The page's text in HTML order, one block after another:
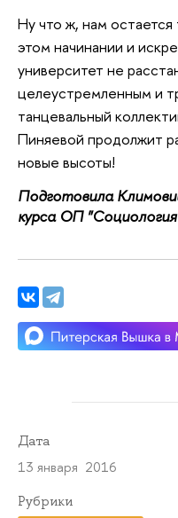
Ну что ж, нам остается
этом начинании и
университет не
целеустремленным и
танцевальный
Пиняевой продолжит
новые высоты!
Подготовила
курса ОП
Дата
13 января 2016
Рубрики